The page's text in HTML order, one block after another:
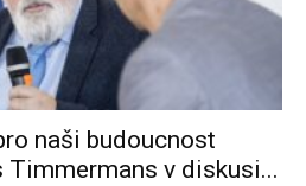
naši budoucnost
Timmermans v diskusi...